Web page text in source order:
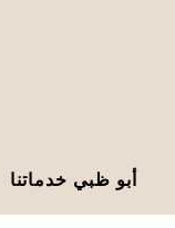
أبو ظبي خدماتنا